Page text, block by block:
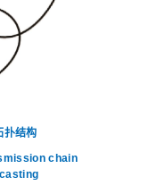
扑结构
chain